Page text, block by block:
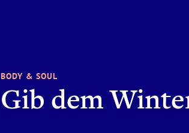
BODY & SOUL
Gib dem